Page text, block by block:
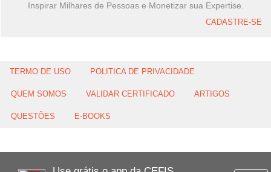
Inspirar Milhares de Pessoas e Monetizar sua Expertise.
CADASTRE-SE
TERMO DE USO POLITICA DE PRIVACIDADE
QUEM SOMOS VALIDAR CERTIFICADO ARTIGOS
QUESTÕES E-BOOKS